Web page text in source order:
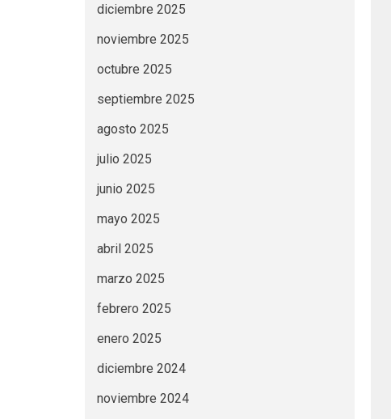
diciembre 2025
noviembre 2025
octubre 2025
septiembre 2025
agosto 2025
julio 2025
junio 2025
mayo 2025
abril 2025
marzo 2025
febrero 2025
enero 2025
diciembre 2024
noviembre 2024